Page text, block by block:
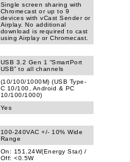
Single screen sharing with
Chromecast or up to 9
devices with vCast Sender or
Airplay. No additional
download is required to cast
using Airplay or Chromecast.
USB 3.2 Gen 1 “SmartPort
USB” to all channels
(10/100/1000M) (USB Type-
C 10/100, Android & PC
10/100/1000)
Yes
100-240VAC +/- 10% Wide
Range
On: 151.24W(Energy Star) /
Off: <0.5W